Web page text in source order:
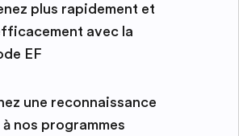
plus rapidement et
avec la
EF
une reconnaissance
nos programmes